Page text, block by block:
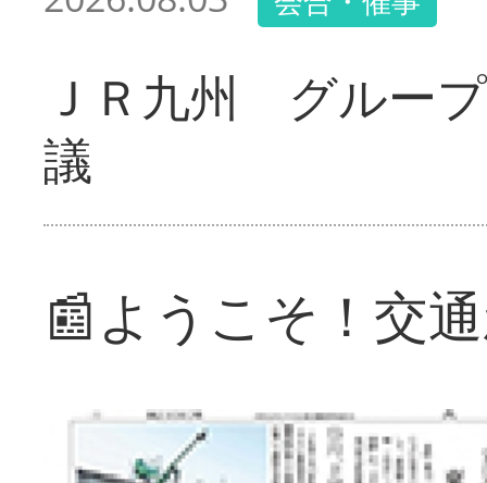
ＪＲ九州 グルー
議
📰ようこそ！交